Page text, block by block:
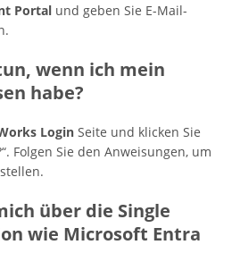
Portal und geben Sie E-Mail-
wenn ich mein
habe?
Login Seite und klicken Sie
Folgen Sie den Anweisungen, um
über die Single
wie Microsoft Entra